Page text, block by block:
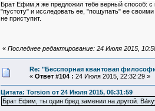
Брат Ефим,я же предложил тебе верный способ:
"пустоту" и исследовать ее, "пощупать" ее
не приступит.
« Последнее редактирование: 24 Июля 2015,
Re: "Бесспорная квантовая
« Ответ #104 : 24 Июля 2015, 22:32:29 »
Цитата: Torsion от 24 Июля 2015, 06:31:59
Брат Ефим, ты один бред заменил на другой.